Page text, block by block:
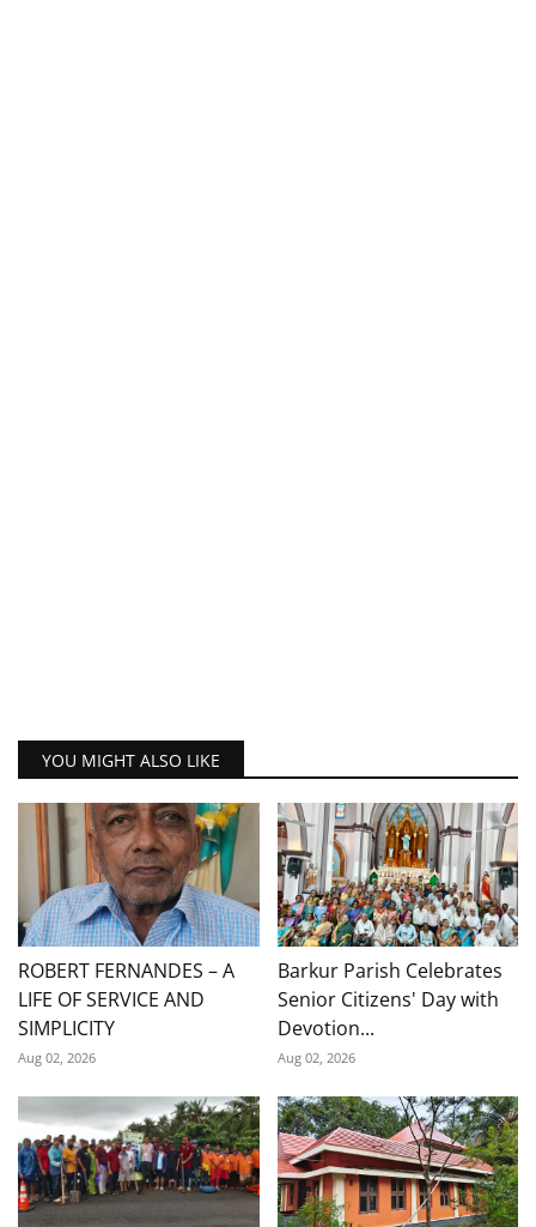
YOU MIGHT ALSO LIKE
ROBERT FERNANDES – A
LIFE OF SERVICE AND
SIMPLICITY
Aug 02, 2026
Barkur Parish Celebrates
Senior Citizens' Day with
Devotion...
Aug 02, 2026